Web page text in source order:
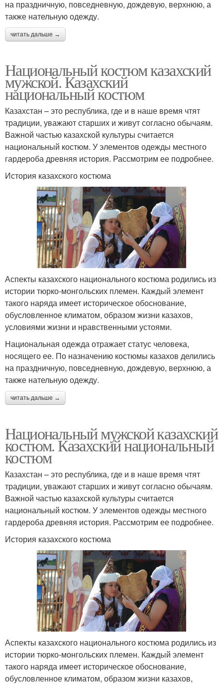
на праздничную, повседневную, дождевую, верхнюю, а
также нательную одежду.
читать дальше →
Национальный костюм казахский
мужской. Казахский
национальный костюм
Казахстан – это республика, где и в наше время чтят
традиции, уважают старших и живут согласно обычаям.
Важной частью казахской культуры считается
национальный костюм. У элементов одежды местного
гардероба древняя история. Рассмотрим ее подробнее.
История казахского костюма
Аспекты казахского национального костюма родились из
истории тюрко-монгольских племен. Каждый элемент
такого наряда имеет историческое обоснование,
обусловленное климатом, образом жизни казахов,
условиями жизни и нравственными устоями.
Национальная одежда отражает статус человека,
носящего ее. По назначению костюмы казахов делились
на праздничную, повседневную, дождевую, верхнюю, а
также нательную одежду.
читать дальше →
Национальный мужской казахский
костюм. Казахский национальный
костюм
Казахстан – это республика, где и в наше время чтят
традиции, уважают старших и живут согласно обычаям.
Важной частью казахской культуры считается
национальный костюм. У элементов одежды местного
гардероба древняя история. Рассмотрим ее подробнее.
История казахского костюма
Аспекты казахского национального костюма родились из
истории тюрко-монгольских племен. Каждый элемент
такого наряда имеет историческое обоснование,
обусловленное климатом, образом жизни казахов,